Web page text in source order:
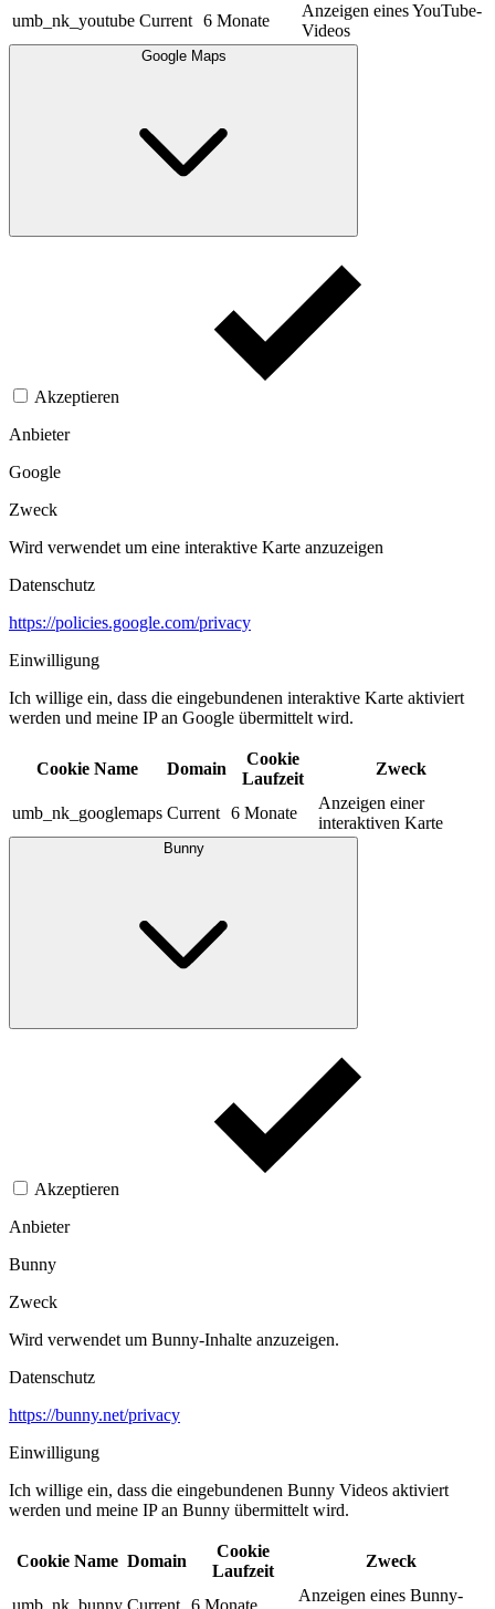
umb_nk_youtube Current 6 Monate
Anzeigen eines YouTube-
Videos
Google Maps
Akzeptieren
Anbieter
Google
Zweck
Wird verwendet um eine interaktive Karte anzuzeigen
Datenschutz
https://policies.google.com/privacy
Einwilligung
Ich willige ein, dass die eingebundenen interaktive Karte aktiviert
werden und meine IP an Google übermittelt wird.​
Cookie Name Domain
Cookie
Laufzeit
Zweck
umb_nk_googlemaps Current 6 Monate
Anzeigen einer
interaktiven Karte
Bunny
Akzeptieren
Anbieter
Bunny
Zweck
Wird verwendet um Bunny-Inhalte anzuzeigen.​
Datenschutz
https://bunny.net/privacy
Einwilligung
Ich willige ein, dass die eingebundenen Bunny Videos aktiviert
werden und meine IP an Bunny übermittelt wird.​
Cookie Name Domain
Cookie
Laufzeit
Zweck
Anzeigen eines Bunny-